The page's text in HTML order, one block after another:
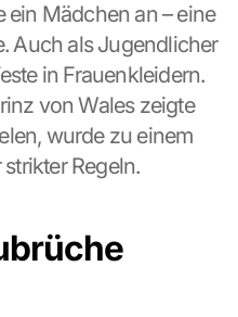
Mädchen an – eine
Auch als Jugendlicher
in Frauenkleidern.
von Wales zeigte
wurde zu einem
Regeln.